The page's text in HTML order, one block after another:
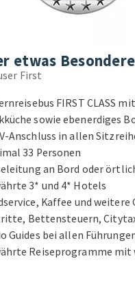
etwas
First
FIRST CLASS
sowie ebenerdiges
Anschluss in allen
33 Personen
an Bord oder
3* und 4* Hotels
Kaffee und weitere
Bettensteuern,
Guides bei allen
Reiseprogramme mit